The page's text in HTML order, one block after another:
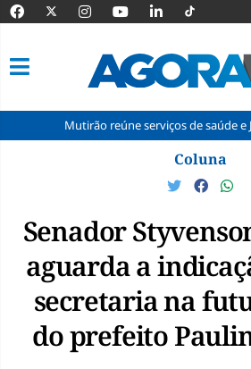
Mutirão reúne serviços de saúde e Justiça
Coluna
Senador
aguarda a
secretaria na
do prefeito